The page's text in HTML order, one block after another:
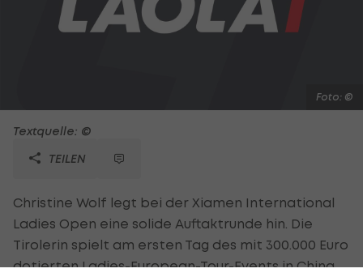
Foto: ©
Textquelle: ©
TEILEN
Christine Wolf legt bei der Xiamen International
Ladies Open eine solide Auftaktrunde hin. Die
Tirolerin spielt am ersten Tag des mit 300.000 Euro
dotierten Ladies-European-Tour-Events in China